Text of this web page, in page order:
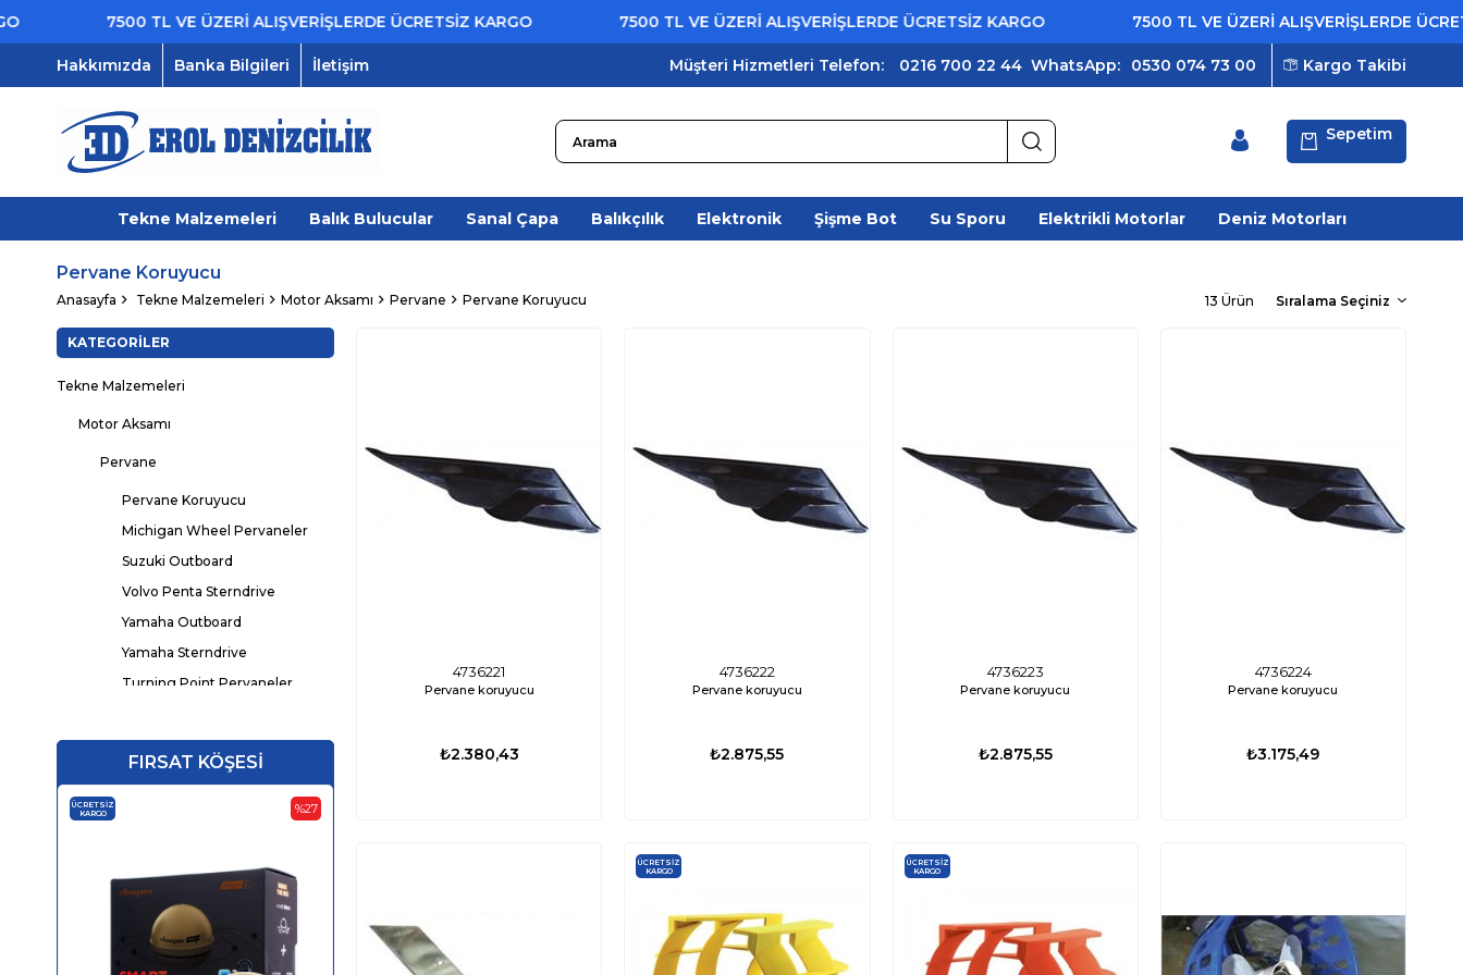
7500 TL VE ÜZERİ ALIŞVERİŞLERDE ÜCRETSİZ KARGO 7500 TL VE ÜZERİ ALIŞVERİŞLERDE ÜCRETSİZ KARGO 7500 TL VE ÜZERİ ALIŞVERİŞLERDE ÜCRETSİZ
Hakkımızda Banka Bilgileri İletişim Kargo Takibi
Müşteri Hizmetleri Telefon: 0216 700 22 44WhatsApp: 0530 074 73 00
Sepetim
Tekne Malzemeleri Balık Bulucular Sanal Çapa Balıkçılık Elektronik Şişme Bot Su Sporu Elektrikli Motorlar Deniz Motorları
Pervane Koruyucu
Anasayfa Tekne Malzemeleri Motor Aksamı Pervane Pervane Koruyucu 13 Ürün
KATEGORILER
Tekne Malzemeleri
Motor Aksamı
Pervane
Pervane Koruyucu
Michigan Wheel Pervaneler
Suzuki Outboard
Volvo Penta Sterndrive
Yamaha Outboard
Yamaha Sterndrive
Turning Point Pervaneler
FIRSAT KÖŞESİ
‹
›
%27
ÜCRETSIZ
KARGO
4736221
Pervane koruyucu
₺2.380,43
4736222
Pervane koruyucu
₺2.875,55
4736223
Pervane koruyucu
₺2.875,55
4736224
Pervane koruyucu
₺3.175,49
ÜCRETSIZ
KARGO
ÜCRETSIZ
KARGO